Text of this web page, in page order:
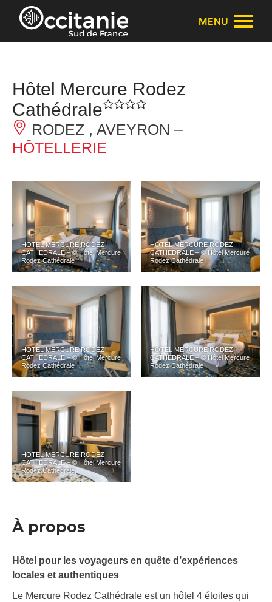
Panneau de gestion des cookies
MENU
Hôtel Mercure Rodez
Cathédrale
RODEZ , AVEYRON –
HÔTELLERIE
HOTEL MERCURE RODEZ
CATHEDRALE – © Hôtel Mercure
Rodez Cathédrale
HOTEL MERCURE RODEZ
CATHEDRALE – © Hôtel Mercure
Rodez Cathédrale
HOTEL MERCURE RODEZ
CATHEDRALE – © Hôtel Mercure
Rodez Cathédrale
HOTEL MERCURE RODEZ
CATHEDRALE – © Hôtel Mercure
Rodez Cathédrale
HOTEL MERCURE RODEZ
CATHEDRALE – © Hôtel Mercure
Rodez Cathédrale
À propos
Hôtel pour les voyageurs en quête d’expériences
locales et authentiques
Le Mercure Rodez Cathédrale est un hôtel 4 étoiles qui